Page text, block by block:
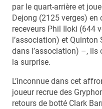
par le quart-arrière et
Dejong (2125 verges)
receveurs Phil Iloki (644
l’association) et Quinton
dans l’association) –, ils
la surprise.
L’inconnue dans cet
joueur recrue des
retours de botté Clark